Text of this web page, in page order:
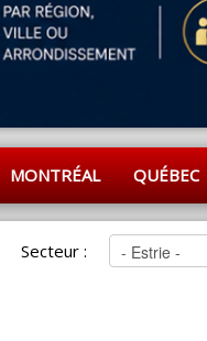
MONTRÉAL QUÉBEC
Secteur :